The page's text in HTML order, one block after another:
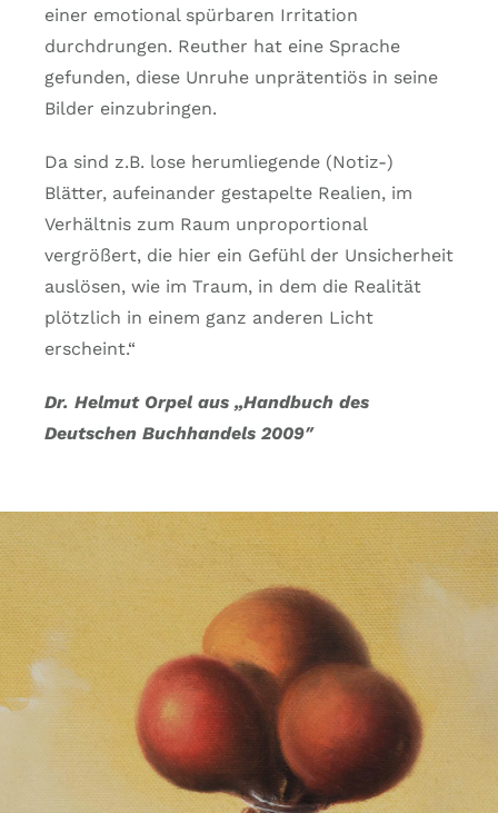
einer emotional spürbaren Irritation
durchdrungen. Reuther hat eine Sprache
gefunden, diese Unruhe unprätentiös in seine
Bilder einzubringen.
Da sind z.B. lose herumliegende (Notiz-)
Blätter, aufeinander gestapelte Realien, im
Verhältnis zum Raum unproportional
vergrößert, die hier ein Gefühl der Unsicherheit
auslösen, wie im Traum, in dem die Realität
plötzlich in einem ganz anderen Licht
erscheint.“
Dr. Helmut Orpel aus „Handbuch des
Deutschen Buchhandels 2009″